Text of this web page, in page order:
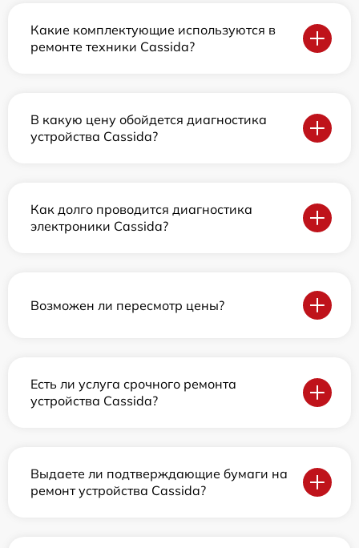
Какие комплектующие используются в
ремонте техники Cassida?
В какую цену обойдется диагностика
устройства Cassida?
Как долго проводится диагностика
электроники Cassida?
Возможен ли пересмотр цены?
Есть ли услуга срочного ремонта
устройства Cassida?
Выдаете ли подтверждающие бумаги на
ремонт устройства Cassida?